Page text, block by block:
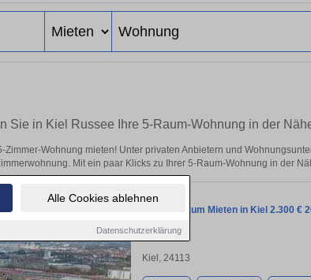
Alle Cookies ablehnen
Datenschutzerklärung
Sie in Kiel Russee Ihre 5-Raum-Wohnung in der
Wohnung mieten! Unter privaten Anbietern und
Mit ein paar Klicks zu Ihrer 5-Raum-Wohnung in der
Wohnung zum Mieten in Kiel 2.300 €
Kiel, 24113